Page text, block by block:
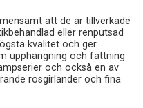
att de är tillverkade
eller renputsad
kvalitet och ger
upphängning och fattning
och också en av
rosgirlander och fina